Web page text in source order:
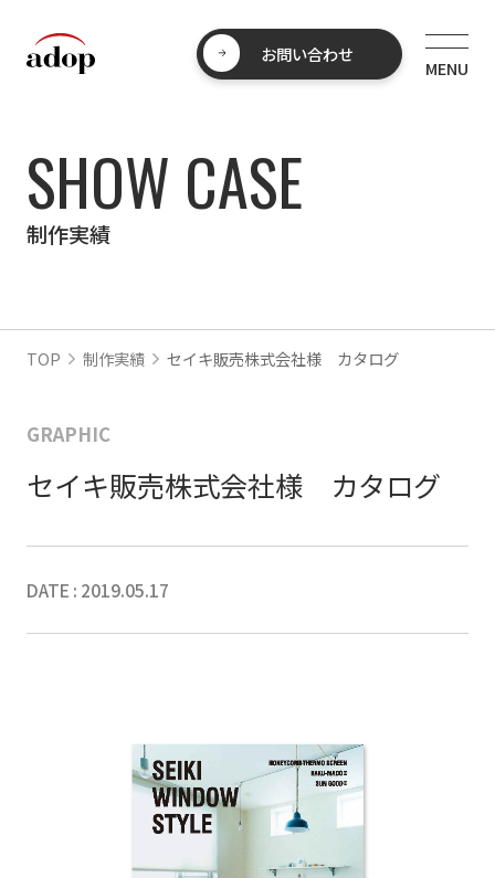
お問い合わせ
SHOW CASE
制作実績
TOP 制作実績 セイキ販売株式会社様 カタログ
GRAPHIC
セイキ販売株式会社様 カタログ
DATE : 2019.05.17